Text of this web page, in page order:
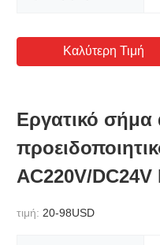
Καλύτερη Τιμή
Εργατικό σήμα
AC220V/DC24V
τιμή: 20-98USD